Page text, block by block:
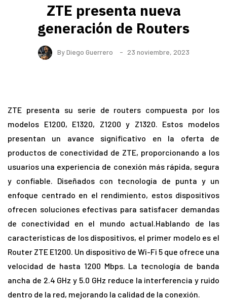
ZTE presenta nueva
generación de Routers
ByDiego Guerrero 23 noviembre, 2023
ZTE presenta su serie de routers compuesta por los
modelos E1200, E1320, Z1200 y Z1320. Estos modelos
presentan un avance significativo en la oferta de
productos de conectividad de ZTE, proporcionando a los
usuarios una experiencia de conexión más rápida, segura
y confiable. Diseñados con tecnología de punta y un
enfoque centrado en el rendimiento, estos dispositivos
ofrecen soluciones efectivas para satisfacer demandas
de conectividad en el mundo actual.Hablando de las
características de los dispositivos, el primer modelo es el
Router ZTE E1200. Un dispositivo de Wi-Fi 5 que ofrece una
velocidad de hasta 1200 Mbps. La tecnología de banda
ancha de 2.4 GHz y 5.0 GHz reduce la interferencia y ruido
dentro de la red, mejorando la calidad de la conexión.